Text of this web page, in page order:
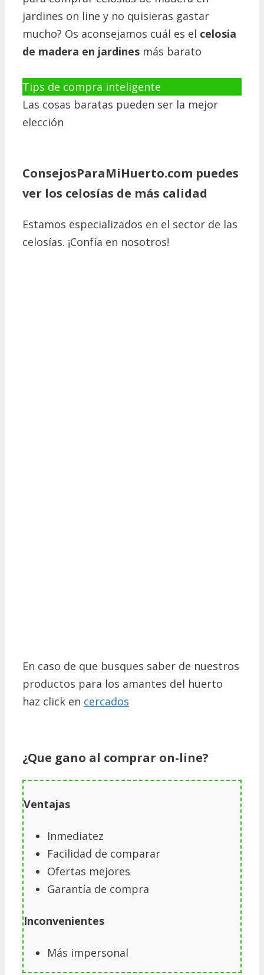
jardines on line y no quisieras gastar
mucho? Os aconsejamos cuál es el celosia
de madera en jardines más barato
Tips de compra inteligente
Las cosas baratas pueden ser la mejor
elección
ConsejosParaMiHuerto.com puedes
ver los celosías de más calidad
Estamos especializados en el sector de las
celosías. ¡Confía en nosotros!
En caso de que busques saber de nuestros
productos para los amantes del huerto
haz click en cercados
¿Que gano al comprar on-line?
Ventajas
Inmediatez
Facilidad de comparar
Ofertas mejores
Garantía de compra
Inconvenientes
Más impersonal